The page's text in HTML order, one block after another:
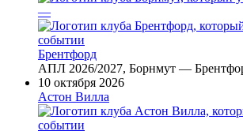
—
Брентфорд
АПЛ 2026/2027, Борнмут —
10 октября 2026
Астон Вилла